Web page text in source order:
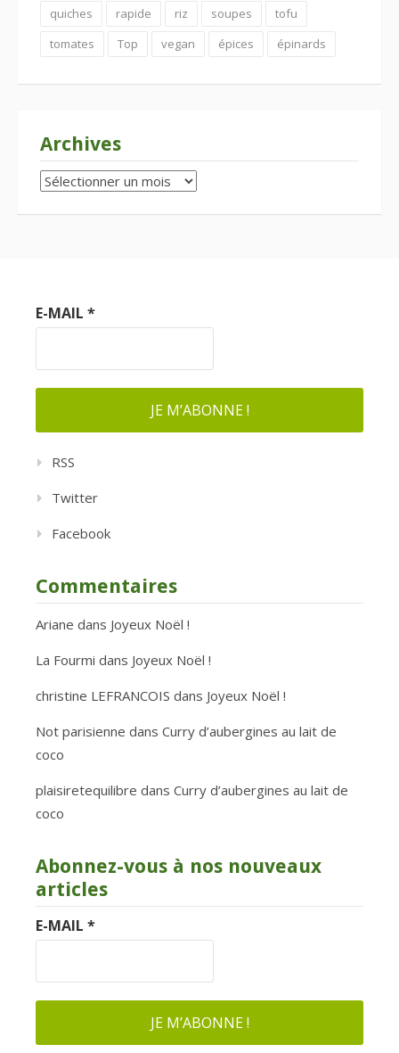
quiches
rapide riz soupes
tofu
tomates
Top vegan épices épinards
Archives
Archives
E-MAIL *
RSS
Twitter
Facebook
Commentaires
Ariane dans Joyeux Noël !
La Fourmi dans Joyeux Noël !
christine LEFRANCOIS dans Joyeux Noël !
Not parisienne dans Curry d’aubergines au lait de
coco
plaisiretequilibre dans Curry d’aubergines au lait de
coco
Abonnez-vous à nos nouveaux
articles
E-MAIL *